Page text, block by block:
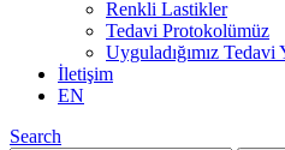
Renkli Lastikler
Tedavi Protokolümüz
Uyguladığımız Tedavi
İletişim
EN
Search